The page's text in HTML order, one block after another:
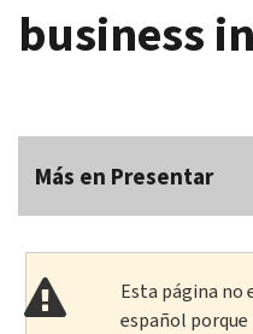
business
Más en Presentar
Esta página no
español